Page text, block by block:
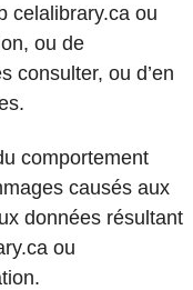
celalibrary.ca ou
ou de
consulter, ou d’en
comportement
causés aux
données résultant
ou